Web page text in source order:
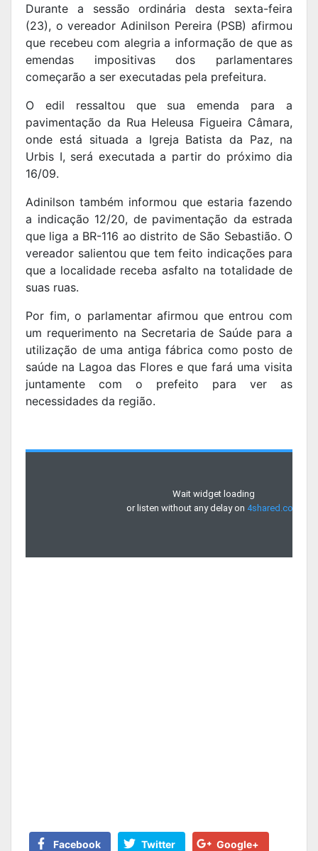
Durante a sessão ordinária desta sexta-feira
(23), o vereador Adinilson Pereira (PSB) afirmou
que recebeu com alegria a informação de que as
emendas impositivas dos parlamentares
começarão a ser executadas pela prefeitura.
O edil ressaltou que sua emenda para a
pavimentação da Rua Heleusa Figueira Câmara,
onde está situada a Igreja Batista da Paz, na
Urbis I, será executada a partir do próximo dia
16/09.
Adinilson também informou que estaria fazendo
a indicação 12/20, de pavimentação da estrada
que liga a BR-116 ao distrito de São Sebastião. O
vereador salientou que tem feito indicações para
que a localidade receba asfalto na totalidade de
suas ruas.
Por fim, o parlamentar afirmou que entrou com
um requerimento na Secretaria de Saúde para a
utilização de uma antiga fábrica como posto de
saúde na Lagoa das Flores e que fará uma visita
juntamente com o prefeito para ver as
necessidades da região.
Facebook Twitter Google+